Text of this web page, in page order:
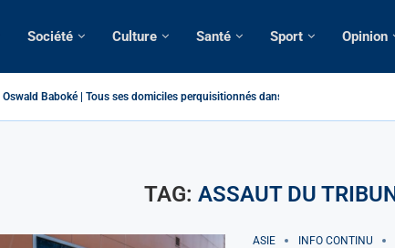
Société Culture Santé Sport Opinion
Baboké | Tous ses domiciles perquisitionnés dans le...
TAG: ASSAUT DU
ASIE INFO CONTINU